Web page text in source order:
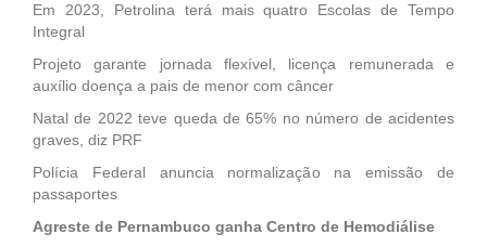
Em 2023, Petrolina terá mais quatro Escolas de Tempo
Integral
Projeto garante jornada flexível, licença remunerada e
auxílio doença a pais de menor com câncer
Natal de 2022 teve queda de 65% no número de acidentes
graves, diz PRF
Polícia Federal anuncia normalização na emissão de
passaportes
Agreste de Pernambuco ganha Centro de Hemodiálise